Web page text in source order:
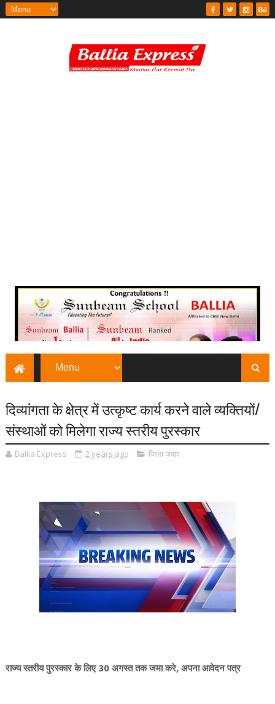
दिव्यांगता के क्षेत्र में उत्कृष्ट कार्य करने वाले व्यक्तियों/
संस्थाओं को मिलेगा राज्य स्तरीय पुरस्कार
Ballia Express 2 years ago जिला जवार
राज्य स्तरीय पुरस्कार के लिए 30 अगस्त तक जमा करे, अपना आवेदन पत्र